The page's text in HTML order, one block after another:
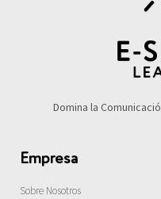
Domina la
Empresa
Sobre Nosotros